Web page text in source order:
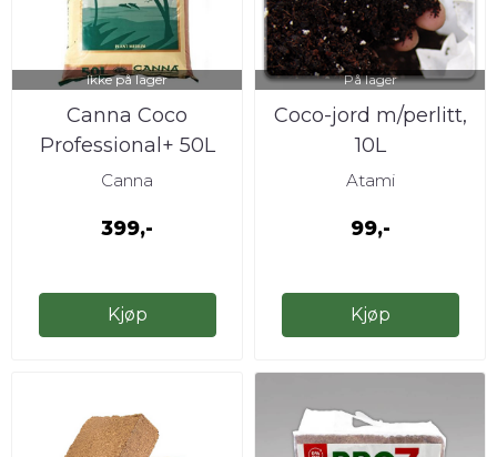
Ikke på lager
Canna Coco
Professional+ 50L
Canna
399,-
Kjøp
På lager
Coco-jord m/perlitt,
10L
Atami
99,-
Kjøp